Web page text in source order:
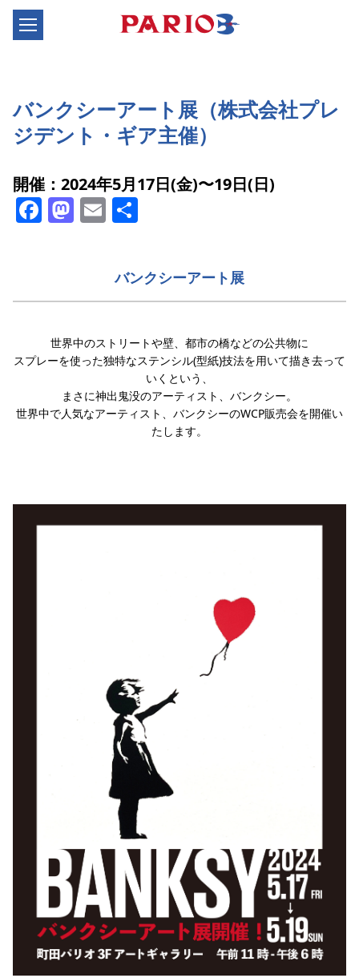
バンクシーアート展（株式会社プレ
ジデント・ギア主催）
開催：2024年5月17日(金)〜19日(日)
Facebook
Mastodon
Email
バンクシーアート展
世界中のストリートや壁、都市の橋などの公共物に
スプレーを使った独特なステンシル(型紙)技法を用いて描き去って
いくという、
まさに神出鬼没のアーティスト、バンクシー。
世界中で人気なアーティスト、バンクシーのWCP販売会を開催い
たします。